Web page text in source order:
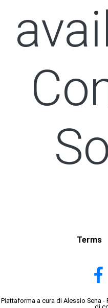
Terms
Piattaforma a cura di Alessio Sena